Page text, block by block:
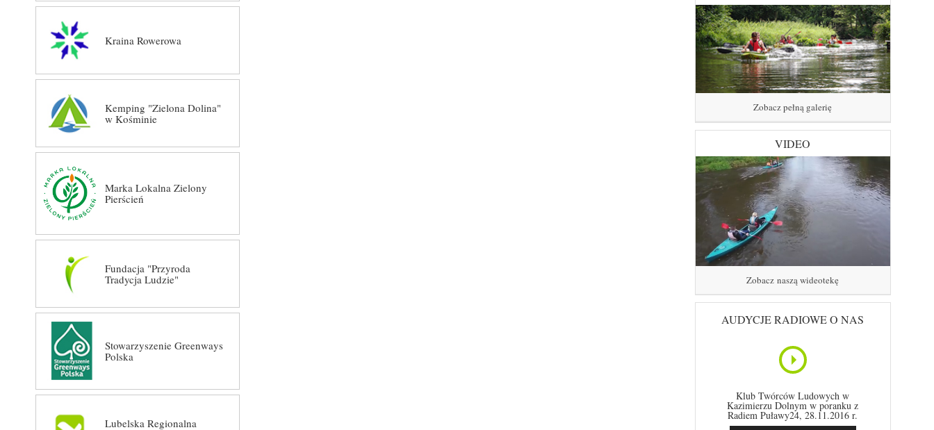
Kraina Rowerowa
Kemping "Zielona Dolina"
w Kośminie
Marka Lokalna Zielony
Pierścień
Fundacja "Przyroda
Tradycja Ludzie"
Stowarzyszenie Greenways
Polska
Lubelska Regionalna
Zobacz pełną galerię
VIDEO
Zobacz naszą wideotekę
AUDYCJE RADIOWE O NAS
Klub Twórców Ludowych w
Kazimierzu Dolnym w poranku z
Radiem Puławy24, 28.11.2016 r.